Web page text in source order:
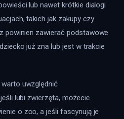
lub nawet krótkie dialogi
takich jak zakupy czy
powinien zawierać podstawowe
już zna lub jest w trakcie
uwzględnić
lubi zwierzęta, możecie
o zoo, a jeśli fascynują je